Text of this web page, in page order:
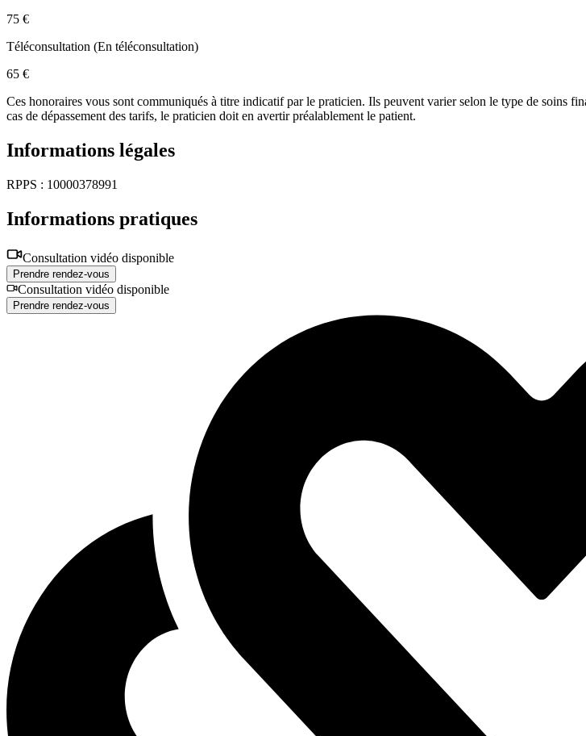
75 €
Téléconsultation (En téléconsultation)
65 €
Ces honoraires vous sont communiqués à titre indicatif par le praticien. Ils peuvent varier selon le type de soins
cas de dépassement des tarifs, le praticien doit en avertir préalablement le patient.
Informations légales
RPPS : 10000378991
Informations pratiques
Consultation vidéo disponible
Prendre rendez-vous
Consultation vidéo disponible
Prendre rendez-vous